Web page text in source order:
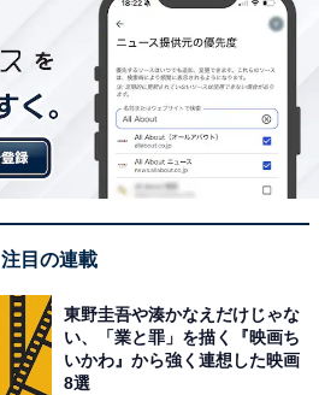
注目の連載
東野圭吾や湊かなえだけじゃな
い、「業と罪」を描く『映画ち
いかわ』から強く連想した映画
8選